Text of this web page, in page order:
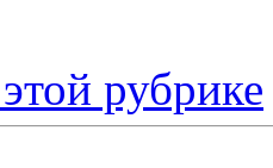
рубрике